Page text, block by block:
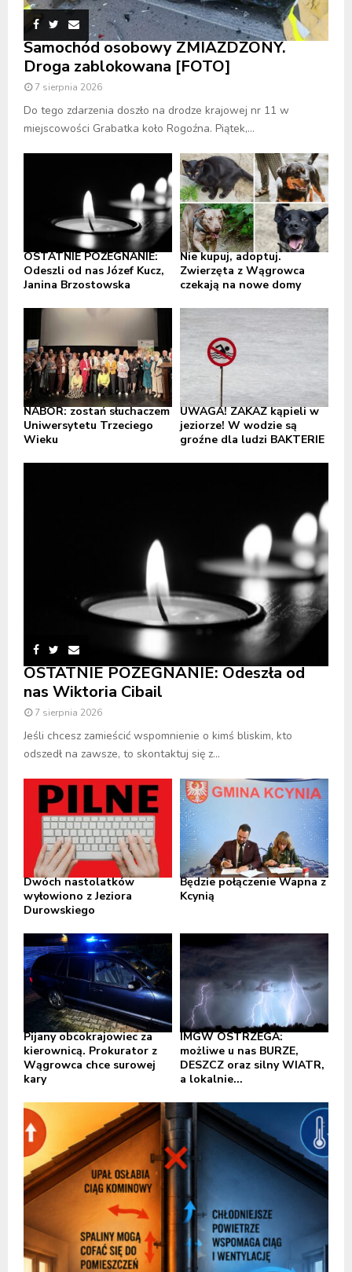
Samochód osobowy ZMIAŻDŻONY.
Droga zablokowana [FOTO]
7 sierpnia 2026
Do tego zdarzenia doszło na drodze krajowej nr 11 w
miejscowości Grabatka koło Rogoźna. Piątek,...
OSTATNIE POŻEGNANIE:
Odeszli od nas Józef Kucz,
Janina Brzostowska
Nie kupuj, adoptuj.
Zwierzęta z Wągrowca
czekają na nowe domy
NABÓR: zostań słuchaczem
Uniwersytetu Trzeciego
Wieku
UWAGA! ZAKAZ kąpieli w
jeziorze! W wodzie są
groźne dla ludzi BAKTERIE
OSTATNIE POŻEGNANIE: Odeszła od
nas Wiktoria Cibail
7 sierpnia 2026
Jeśli chcesz zamieścić wspomnienie o kimś bliskim, kto
odszedł na zawsze, to skontaktuj się z...
Dwóch nastolatków
wyłowiono z Jeziora
Durowskiego
Będzie połączenie Wapna z
Kcynią
Pijany obcokrajowiec za
kierownicą. Prokurator z
Wągrowca chce surowej
kary
IMGW OSTRZEGA:
możliwe u nas BURZE,
DESZCZ oraz silny WIATR,
a lokalnie...